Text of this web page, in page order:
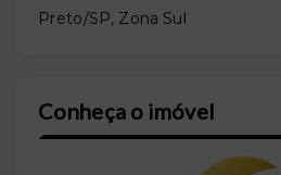
Preto/SP, Zona Sul
Conheça o imóvel